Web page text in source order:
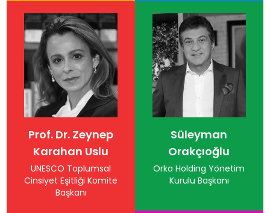
Prof. Dr. Zeynep
Karahan Uslu
UNESCO Toplumsal
Cinsiyet Eşitliği Komite
Başkanı
Süleyman
Orakçıoğlu
Orka Holding Yönetim
Kurulu Başkanı